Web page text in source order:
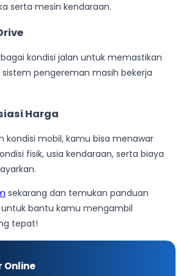
serta mesin kendaraan.
kondisi jalan untuk memastikan
sistem pengereman masih bekerja
Harga
kondisi mobil, kamu bisa menawar
fisik, usia kendaraan, serta biaya
sekarang dan temukan panduan
bantu kamu mengambil
tepat!
Online